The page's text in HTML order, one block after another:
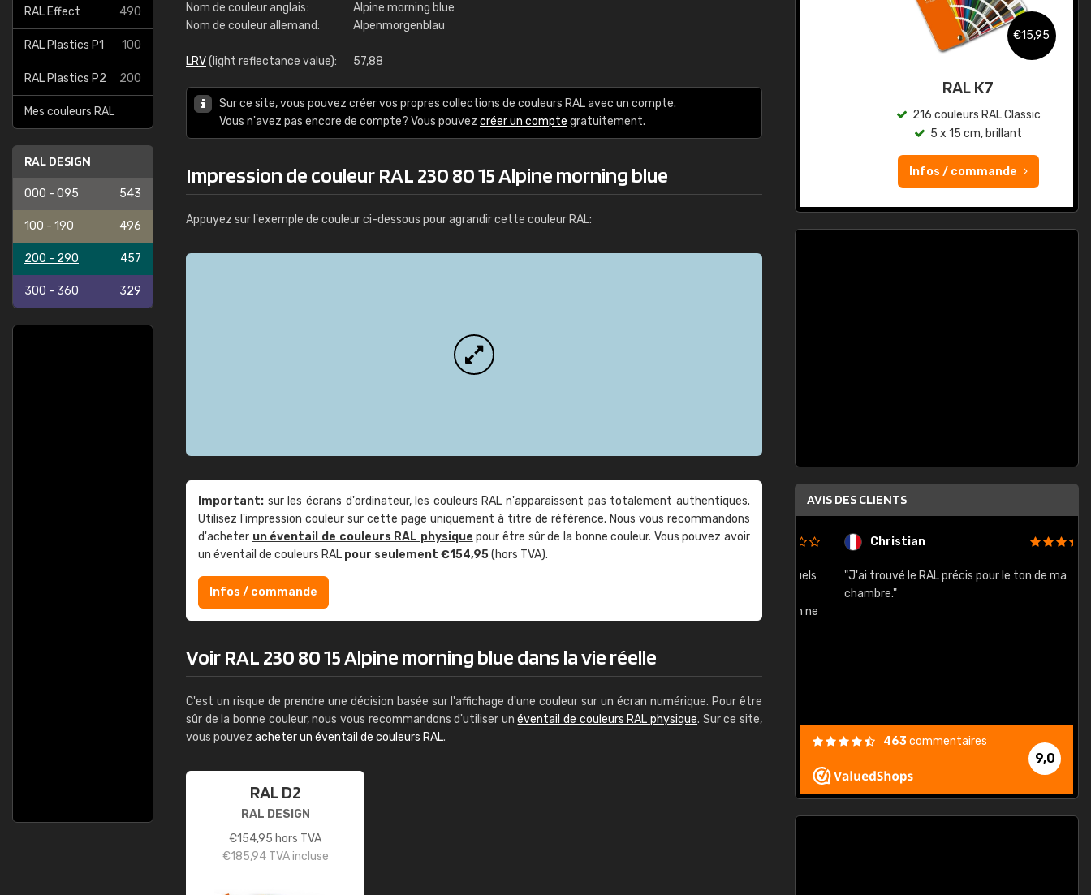
RAL Effect 490
RAL Plastics P1 100
RAL Plastics P2 200
Mes couleurs RAL
RAL DESIGN
000 - 095 543
100 - 190 496
200 - 290 457
300 - 360 329
Nom de couleur anglais:
Alpine morning blue
Nom de couleur allemand:
Alpenmorgenblau
LRV(light reflectance value): 57,88
Sur ce site, vous pouvez créer vos propres collections de couleurs RAL avec un compte.
Vous n'avez pas encore de compte? Vous pouvez créer un compte gratuitement.
Impression de couleur RAL 230 80 15 Alpine morning blue
Appuyez sur l'exemple de couleur ci-dessous pour agrandir cette couleur RAL:
Important: sur les écrans d'ordinateur, les couleurs RAL n'apparaissent pas totalement authentiques.
Utilisez l'impression couleur sur cette page uniquement à titre de référence. Nous vous recommandons
d'acheter un éventail de couleurs RAL physique pour être sûr de la bonne couleur. Vous pouvez avoir
un éventail de couleurs RAL pour seulement €154,95(hors TVA).
Infos / commande
Voir RAL 230 80 15 Alpine morning blue dans la vie réelle
C'est un risque de prendre une décision basée sur l'affichage d'une couleur sur un écran numérique. Pour être
sûr de la bonne couleur, nous vous recommandons d'utiliser unéventail de couleurs RAL physique. Sur ce site,
vous pouvez acheter un éventail de couleurs RAL.
RAL D2
RAL DESIGN
€154,95 hors TVA
€185,94TVA incluse
RAL K7 à base d'eau
216 couleurs RAL Classic
Infos / commande
€15,95
RAL K7
216 couleurs RAL Classic
5 x 15 cm, brillant
Infos / commande
AVIS DES CLIENTS
Guillaume Euvrard Christian
"J'ai trouvé le RAL précis pour le ton de ma
chambre."
9,0
463commentaires